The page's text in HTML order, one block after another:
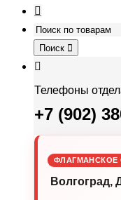
Поиск
Телефоны
+7 (902)
ФЛАГМАНСКОЕ
Волгоград,